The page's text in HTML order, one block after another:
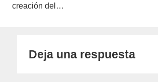
creación del…
Deja una respuesta